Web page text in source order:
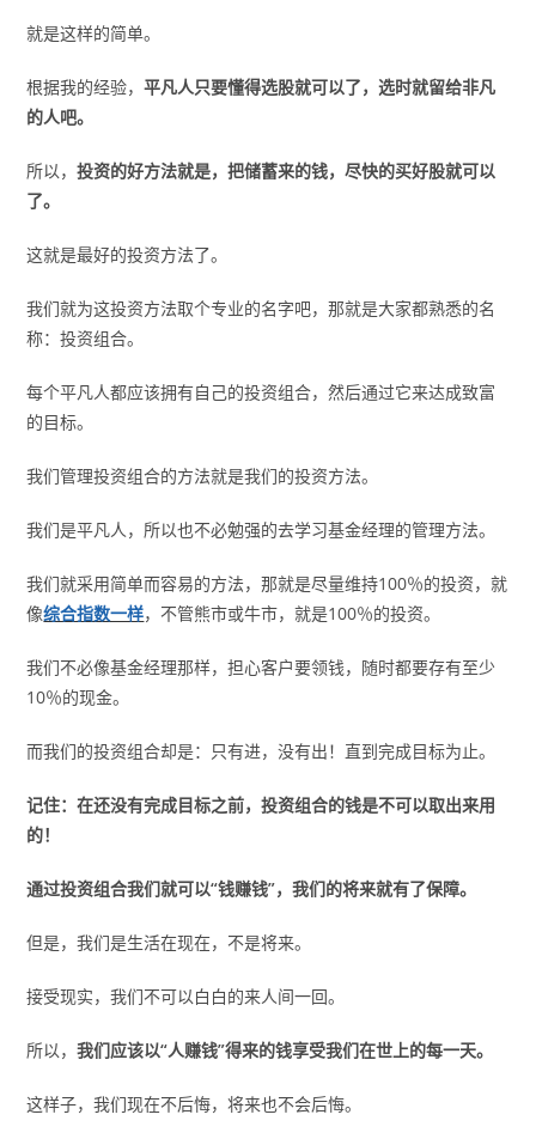
就是这样的简单。
根据我的经验，平凡人只要懂得选股就可以了，选时就留给非凡
的人吧。
所以，投资的好方法就是，把储蓄来的钱，尽快的买好股就可以
了。
这就是最好的投资方法了。
我们就为这投资方法取个专业的名字吧，那就是大家都熟悉的名
称：投资组合。
每个平凡人都应该拥有自己的投资组合，然后通过它来达成致富
的目标。
我们管理投资组合的方法就是我们的投资方法。
我们是平凡人，所以也不必勉强的去学习基金经理的管理方法。
我们就采用简单而容易的方法，那就是尽量维持100％的投资，就
像综合指数一样，不管熊市或牛市，就是100％的投资。
我们不必像基金经理那样，担心客户要领钱，随时都要存有至少
10％的现金。
而我们的投资组合却是：只有进，没有出！直到完成目标为止。
记住：在还没有完成目标之前，投资组合的钱是不可以取出来用
的！
通过投资组合我们就可以“钱赚钱”，我们的将来就有了保障。
但是，我们是生活在现在，不是将来。
接受现实，我们不可以白白的来人间一回。
所以，我们应该以“人赚钱”得来的钱享受我们在世上的每一天。
这样子，我们现在不后悔，将来也不会后悔。